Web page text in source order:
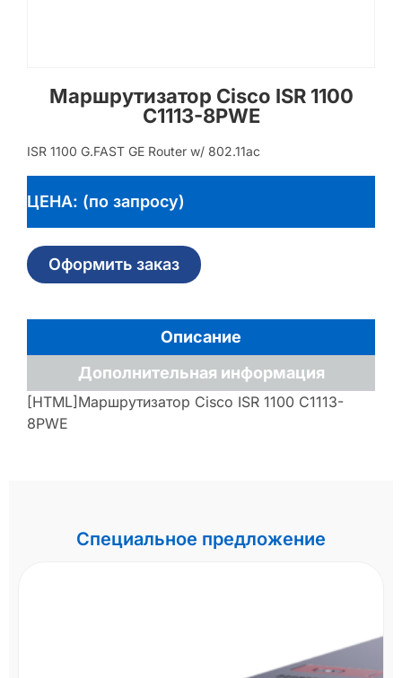
Маршрутизатор Cisco ISR 1100
C1113-8PWE
ISR 1100 G.FAST GE Router w/ 802.11ac
ЦЕНА: (по запросу)
Оформить заказ
Описание
Дополнительная информация
[HTML]Маршрутизатор Cisco ISR 1100 C1113-
8PWE
Специальное предложение